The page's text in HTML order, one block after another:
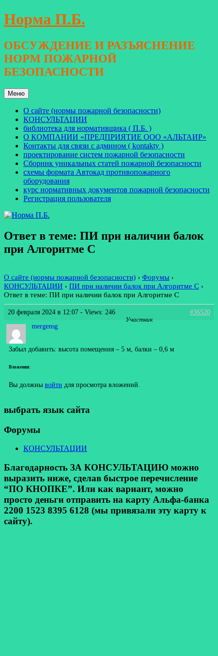
Перейти
к
Норма П.Б.
ОБСУЖДЕНИЕ И РАЗЪЯСНЕНИЕ
НОРМ ПОЖАРНОЙ
БЕЗОПАСНОСТИ
Меню
О сайте (нормы пожарной безопасности)
КОНСУЛЬТАЦИИ
библиотека для нормативщика ( П.Б. )
О КОМПАНИИ «ПРЕДПРИЯТИЕ ООО «АЛЬТАИР»
Контакты для связи с админом ( kontakty )
проектирование систем пожарной безопасности
Сборник уникальных статей пожарной безопасности
схемы формата Автокад противопожарного
оборудования
курс нормативных документов пожарной безопасности
Регистрация пользователя
Ответ в теме: ПИ при наличии балок
при Алгоритме С
О сайте (нормы пожарной безопасности) › Форумы ›
КОНСУЛЬТАЦИИ › ПИ при наличии балок при Алгоритме С ›
Ответ в теме: ПИ при наличии балок при Алгоритме С
20 февраля 2024 в 12:07 - Views: 246
#36520
mergensg
Участник
Забыл добавить: высота помещения – 5 м, балки – 0,6 м
Вложения:
Вы должны войти для просмотра вложений.
выбрать язык сайта
Форумы
КОНСУЛЬТАЦИИ
Благодарность ЗА КОНСУЛЬТАЦИЮ можно
выразить ниже, сделав быстрое перечисление
“ПО КНОПКЕ”. Или как вариант, можно
просто деньги отправить на карту Альфа-банка
2200 1523 8395 6128 (мы привязали эту карту к
сайту).